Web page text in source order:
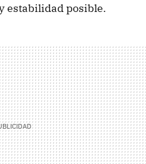
estabilidad posible.